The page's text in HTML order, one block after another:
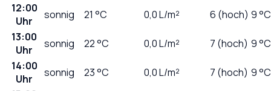
12:00
Uhr
sonnig 21 °C 0,0L/m² 6 (hoch) 9 °C
13:00
Uhr
sonnig 22°C 0,0L/m² 7 (hoch) 9 °C
14:00
Uhr
sonnig 23°C 0,0L/m² 7 (hoch) 9 °C